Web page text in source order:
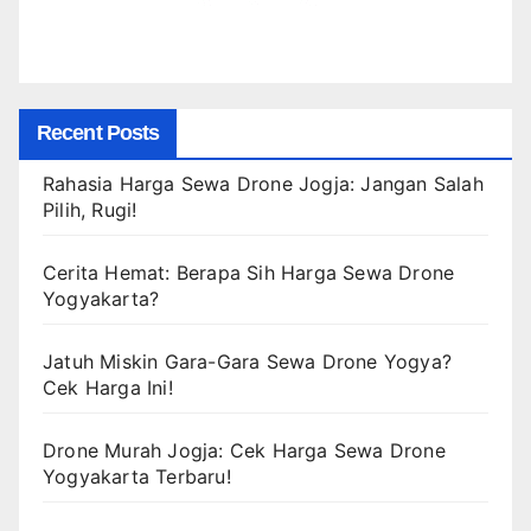
Recent Posts
Rahasia Harga Sewa Drone Jogja: Jangan Salah
Pilih, Rugi!
Cerita Hemat: Berapa Sih Harga Sewa Drone
Yogyakarta?
Jatuh Miskin Gara-Gara Sewa Drone Yogya?
Cek Harga Ini!
Drone Murah Jogja: Cek Harga Sewa Drone
Yogyakarta Terbaru!